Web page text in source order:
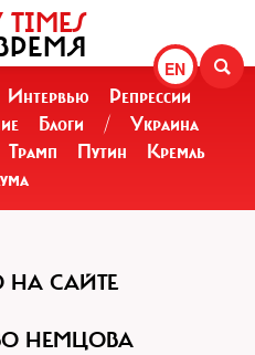
EN
TIMES
Интервью
Репрессии
Блоги /
Украина
Трамп Путин
Кремль
НА САЙТЕ
НЕМЦОВА